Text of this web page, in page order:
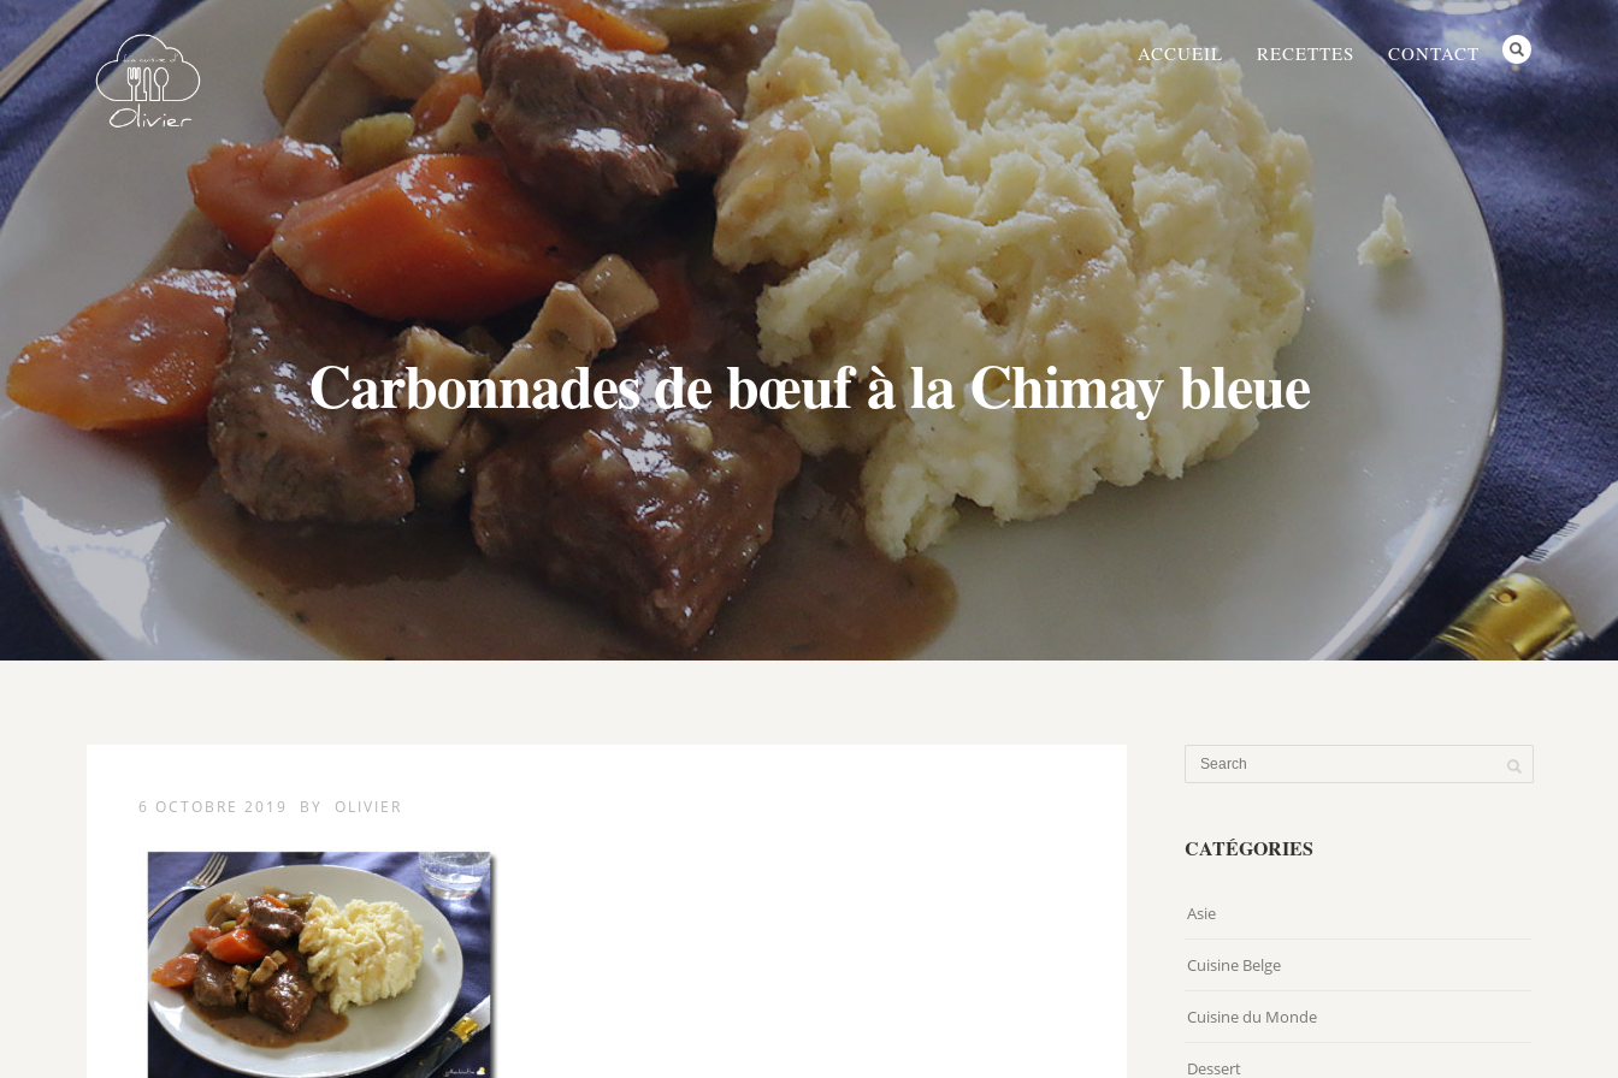
ACCUEIL RECETTES CONTACT
Carbonnades de bœuf à la Chimay bleue
6 OCTOBRE 2019 BY OLIVIER
CATÉGORIES
Asie
Cuisine Belge
Cuisine du Monde
Dessert